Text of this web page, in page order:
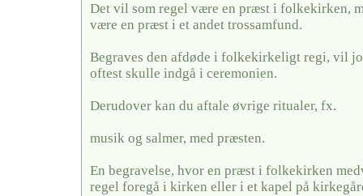
Det vil som regel være en præst i folkekirken,
være en præst i et andet trossamfund.
Begraves den afdøde i folkekirkeligt regi, vil
oftest skulle indgå i ceremonien.
Derudover kan du aftale øvrige ritualer, fx.
musik og salmer, med præsten.
En begravelse, hvor en præst i folkekirken
regel foregå i kirken eller i et kapel på